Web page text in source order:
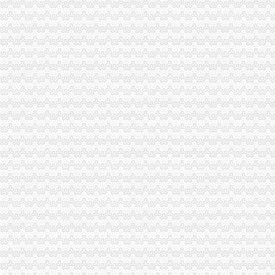
《中华共和国海关报关企业报关注册登记证书》有效期为几年？
如何办理报关注册登记证即海关注册登记证明？-通关监管海关业务咨
《中华共和国海关报关单位注册登记证书》的有效期是多久？
中华共和国海关报关单位注册登记证书.xls
如何办理海关报关登记证书_已解决-阿里巴巴生意经
广州海关：报关注册登记证书换证的问题
关于海关报关登记证和IC卡-报关报检-福步外贸论坛（FOBBusiness
2014年海关报关注册登记证书还用…-海关百问
海关进出口货物收发货人报关注册登记证书的次办理
中华共和国海关报关企业报关注册登记证书过期_政务咨询_浙江电
海关报关注册登记证书到期了,如何换证？_政务咨询_浙江电子口岸
杭州海关：海关报关登记证书[]-报关员通关指南--育路报关员考
申请海关报关单位注册登记证书,海关报关注册信息年度报告范本,
[华东]海关自理报关注册登记证书丢失-报关报检-福步外贸论坛（FOB
企业报关注册登记证书过期
福清海关积做好《报关注册登记证书》换证工作
报关单位尽快换领新版注册登记证书|海关|报关_凤凰财经
海关报关登记证书如何换证_已解决-阿里巴巴生意经
报关员答疑精选：海关自理报关登记证变更-报关员-环球网校
宁波海关对报关注册登记证书换证期限的规定_海关外贸咨询_新浪博客
一般贸易报关,海关报关注册登记证书应多注意：_第1页_zz